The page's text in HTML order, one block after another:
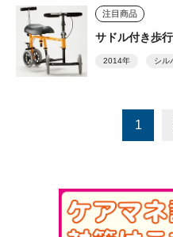
注目商品
サドル付き歩
2014年 シル
1